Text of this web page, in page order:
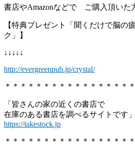
書店やAmazonなどで ご購入頂いた
【特典プレゼント「聞くだけで脳の
ク」】
↓↓↓↓↓
http://evergreenpub.jp/crystal/
＊＊＊＊＊＊＊＊＊＊＊＊＊＊＊＊
「皆さんの家の近くの書店で
在庫のある書店を調べるサイトです」
https://takestock.jp
＊＊＊＊＊＊＊＊＊＊＊＊＊＊＊＊